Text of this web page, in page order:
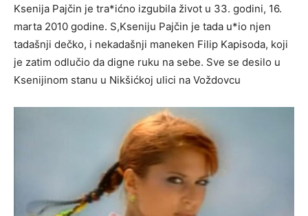
Ksenija Pajčin je tra*ićno izgubila život u 33. godini, 16.
marta 2010 godine. S,Kseniju Pajčin je tada u*io njen
tadašnji dečko, i nekadašnji maneken Filip Kapisoda, koji
je zatim odlučio da digne ruku na sebe. Sve se desilo u
Ksenijinom stanu u Nikšićkoj ulici na Voždovcu